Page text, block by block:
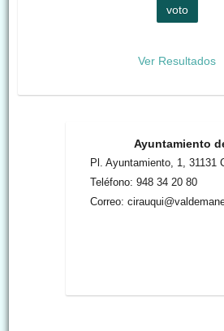
Ver Resultados
Ayuntamiento
Pl. Ayuntamiento, 1, 31131
Teléfono: 948 34 20 80
Correo: